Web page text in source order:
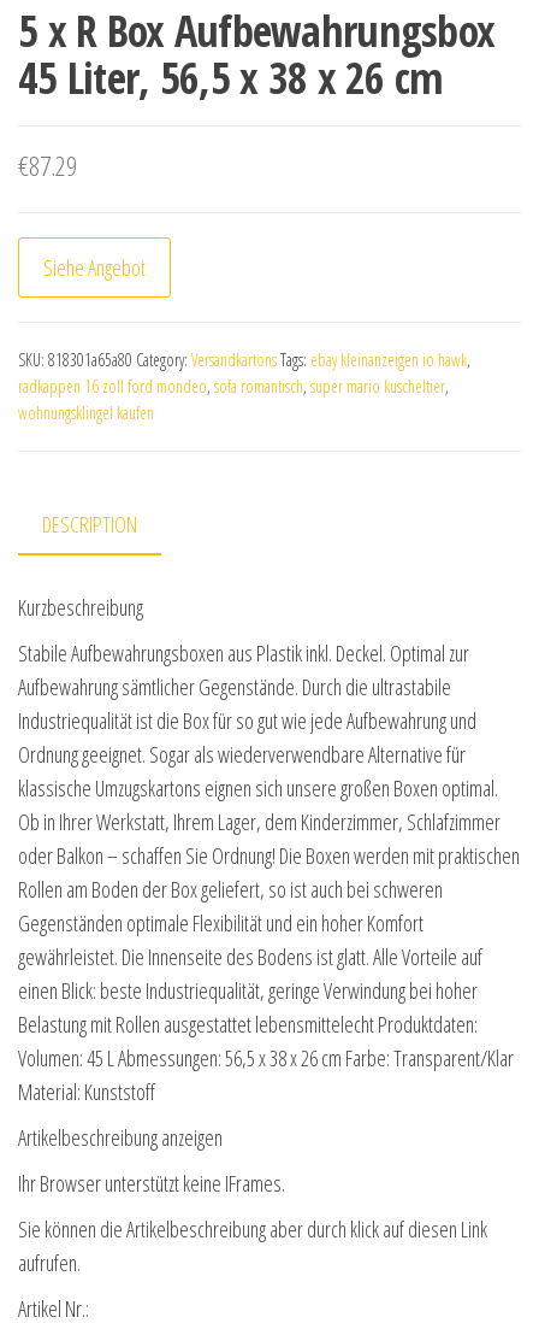
5 x R Box Aufbewahrungsbox
45 Liter, 56,5 x 38 x 26 cm
€87.29
Siehe Angebot
SKU: 818301a65a80 Category: VersandkartonsTags: ebay kleinanzeigen io hawk,
radkappen 16 zoll ford mondeo, sofa romantisch, super mario kuscheltier,
wohnungsklingel kaufen
DESCRIPTION
Kurzbeschreibung
Stabile Aufbewahrungsboxen aus Plastik inkl. Deckel. Optimal zur
Aufbewahrung sämtlicher Gegenstände. Durch die ultrastabile
Industriequalität ist die Box für so gut wie jede Aufbewahrung und
Ordnung geeignet. Sogar als wiederverwendbare Alternative für
klassische Umzugskartons eignen sich unsere großen Boxen optimal.
Ob in Ihrer Werkstatt, Ihrem Lager, dem Kinderzimmer, Schlafzimmer
oder Balkon – schaffen Sie Ordnung! Die Boxen werden mit praktischen
Rollen am Boden der Box geliefert, so ist auch bei schweren
Gegenständen optimale Flexibilität und ein hoher Komfort
gewährleistet. Die Innenseite des Bodens ist glatt. Alle Vorteile auf
einen Blick: beste Industriequalität, geringe Verwindung bei hoher
Belastung mit Rollen ausgestattet lebensmittelecht Produktdaten:
Volumen: 45 L Abmessungen: 56,5 x 38 x 26 cm Farbe: Transparent/Klar
Material: Kunststoff
Artikelbeschreibung anzeigen
Ihr Browser unterstützt keine IFrames.
Sie können die Artikelbeschreibung aber durch klick auf diesen Link
aufrufen.
Artikel Nr.: